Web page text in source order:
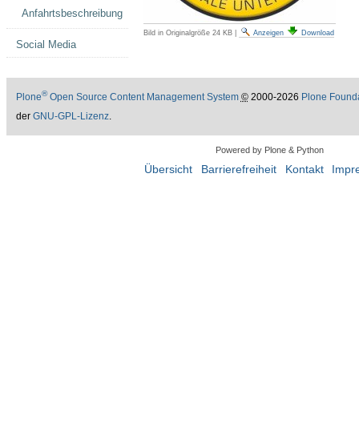
Bild in Originalgröße 24 KB| Anzeigen Download
Anfahrtsbeschreibung
Social Media
Plone®Open Source Content Management System ©2000-2026 Plone
der GNU-GPL-Lizenz.
Powered by Plone & Python
Übersicht Barrierefreiheit Kontakt